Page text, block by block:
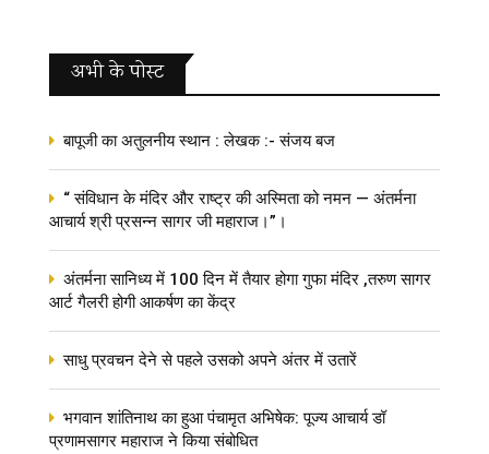
अभी के पोस्‍ट
बापूजी का अतुलनीय स्थान : लेखक :- संजय बज
“ संविधान के मंदिर और राष्ट्र की अस्मिता को नमन — अंतर्मना
आचार्य श्री प्रसन्न सागर जी महाराज।”।
अंतर्मना सानिध्य में 100 दिन में तैयार होगा गुफा मंदिर ,तरुण सागर
आर्ट गैलरी होगी आकर्षण का केंद्र
साधु प्रवचन देने से पहले उसको अपने अंतर में उतारें
भगवान शांतिनाथ का हुआ पंचामृत अभिषेक: पूज्य आचार्य डॉ
प्रणामसागर महाराज ने किया संबोधित